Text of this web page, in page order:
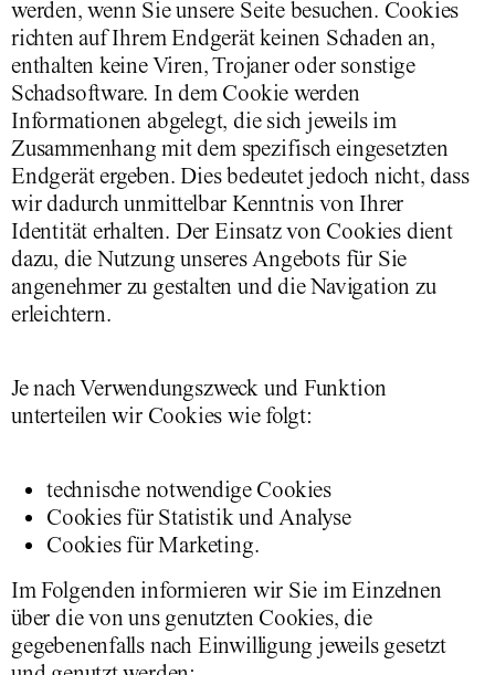
werden, wenn Sie unsere Seite besuchen. Cookies
richten auf Ihrem Endgerät keinen Schaden an,
enthalten keine Viren, Trojaner oder sonstige
Schadsoftware. In dem Cookie werden
Informationen abgelegt, die sich jeweils im
Zusammenhang mit dem spezifisch eingesetzten
Endgerät ergeben. Dies bedeutet jedoch nicht, dass
wir dadurch unmittelbar Kenntnis von Ihrer
Identität erhalten. Der Einsatz von Cookies dient
dazu, die Nutzung unseres Angebots für Sie
angenehmer zu gestalten und die Navigation zu
erleichtern.
Je nach Verwendungszweck und Funktion
unterteilen wir Cookies wie folgt:
technische notwendige Cookies
Cookies für Statistik und Analyse
Cookies für Marketing.
Im Folgenden informieren wir Sie im Einzelnen
über die von uns genutzten Cookies, die
gegebenenfalls nach Einwilligung jeweils gesetzt